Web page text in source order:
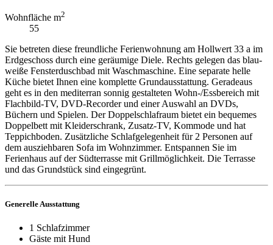
Wohnfläche m2
55
Sie betreten diese freundliche Ferienwohnung am Hollwert 33 a im
Erdgeschoss durch eine geräumige Diele. Rechts gelegen das blau-
weiße Fensterduschbad mit Waschmaschine. Eine separate helle
Küche bietet Ihnen eine komplette Grundausstattung. Geradeaus
geht es in den mediterran sonnig gestalteten Wohn-/Essbereich mit
Flachbild-TV, DVD-Recorder und einer Auswahl an DVDs,
Büchern und Spielen. Der Doppelschlafraum bietet ein bequemes
Doppelbett mit Kleiderschrank, Zusatz-TV, Kommode und hat
Teppichboden. Zusätzliche Schlafgelegenheit für 2 Personen auf
dem ausziehbaren Sofa im Wohnzimmer. Entspannen Sie im
Ferienhaus auf der Südterrasse mit Grillmöglichkeit. Die Terrasse
und das Grundstück sind eingegrünt.
Generelle Ausstattung
1 Schlafzimmer
Gäste mit Hund